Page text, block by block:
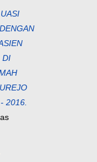
DI
2016.